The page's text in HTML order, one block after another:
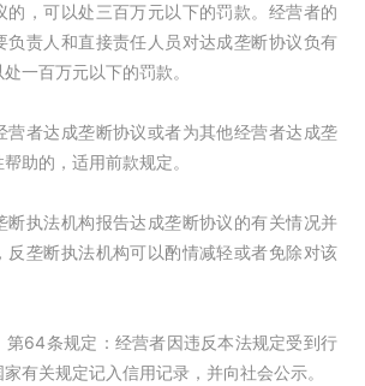
的，可以处三百万元以下的罚款。经营者的
负责人和直接责任人员对达成垄断协议负有
一百万元以下的罚款。
营者达成垄断协议或者为其他经营者达成垄
助的，适用前款规定。
断执法机构报告达成垄断协议的有关情况并
反垄断执法机构可以酌情减轻或者免除对该
第64条规定：经营者因违反本法规定受到行
有关规定记入信用记录，并向社会公示。